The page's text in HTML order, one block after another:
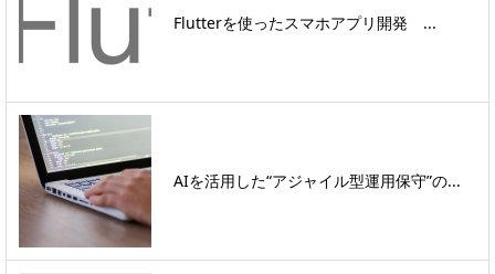
Flutterを使ったスマホアプリ開発 ...
AIを活用した“アジャイル型運用保守”の...